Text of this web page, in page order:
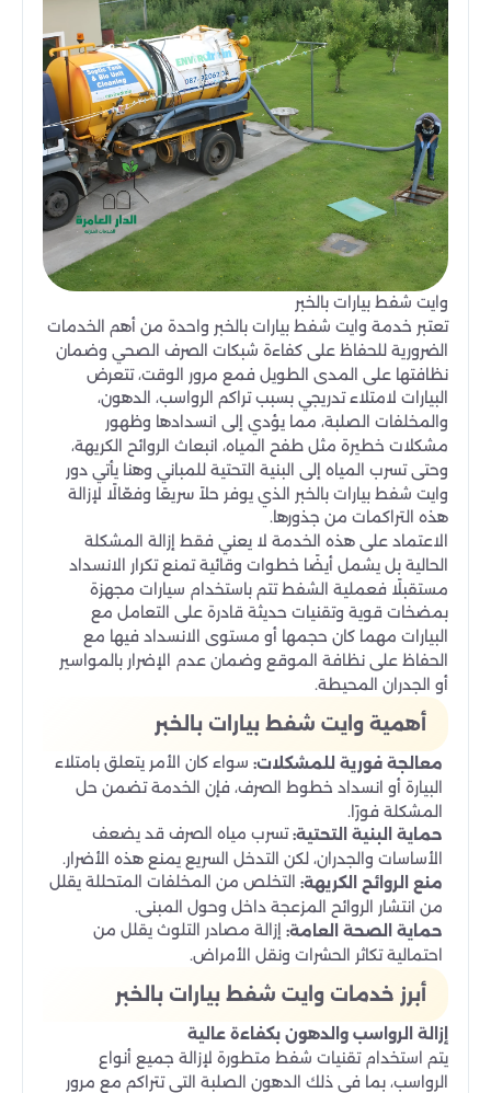
وايت شفط بيارات بالخبر
تعتبر خدمة وايت شفط بيارات بالخبر واحدة من أهم الخدمات
الضرورية للحفاظ على كفاءة شبكات الصرف الصحي وضمان
نظافتها على المدى الطويل فمع مرور الوقت، تتعرض
البيارات لامتلاء تدريجي بسبب تراكم الرواسب، الدهون،
والمخلفات الصلبة، مما يؤدي إلى انسدادها وظهور
مشكلات خطيرة مثل طفح المياه، انبعاث الروائح الكريهة،
وحتى تسرب المياه إلى البنية التحتية للمباني وهنا يأتي دور
وايت شفط بيارات بالخبر الذي يوفر حلاً سريعًا وفعّالًا لإزالة
هذه التراكمات من جذورها.
الاعتماد على هذه الخدمة لا يعني فقط إزالة المشكلة
الحالية بل يشمل أيضًا خطوات وقائية تمنع تكرار الانسداد
مستقبلًا فعملية الشفط تتم باستخدام سيارات مجهزة
بمضخات قوية وتقنيات حديثة قادرة على التعامل مع
البيارات مهما كان حجمها أو مستوى الانسداد فيها مع
الحفاظ على نظافة الموقع وضمان عدم الإضرار بالمواسير
أو الجدران المحيطة.
أهمية وايت شفط بيارات بالخبر
معالجة فورية للمشكلات: سواء كان الأمر يتعلق بامتلاء
البيارة أو انسداد خطوط الصرف، فإن الخدمة تضمن حل
المشكلة فورًا.
حماية البنية التحتية:تسرب مياه الصرف قد يضعف
الأساسات والجدران، لكن التدخل السريع يمنع هذه الأضرار.
منع الروائح الكريهة: التخلص من المخلفات المتحللة يقلل
من انتشار الروائح المزعجة داخل وحول المبنى.
حماية الصحة العامة: إزالة مصادر التلوث يقلل من
احتمالية تكاثر الحشرات ونقل الأمراض.
أبرز خدمات وايت شفط بيارات بالخبر
إزالة الرواسب والدهون بكفاءة عالية
يتم استخدام تقنيات شفط متطورة لإزالة جميع أنواع
الرواسب، بما في ذلك الدهون الصلبة التي تتراكم مع مرور